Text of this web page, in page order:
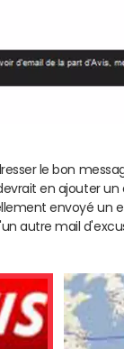
le bon
en ajouter un
envoyé un
autre mail